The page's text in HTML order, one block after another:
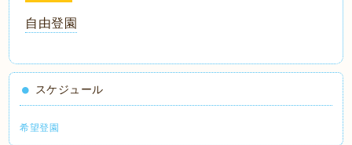
自由登園
スケジュール
希望登園